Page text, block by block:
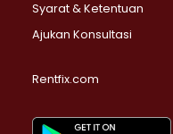
Syarat & Ketentuan
Ajukan Konsultasi
Rentfix.com